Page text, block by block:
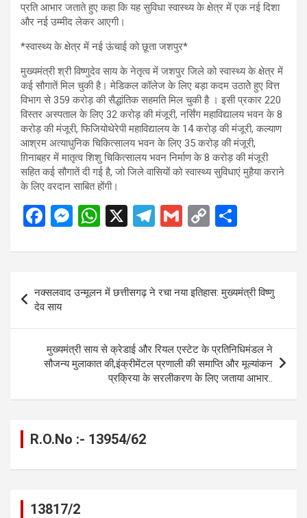
प्रति आभार जताते हुए कहा कि यह सुविधा स्वास्थ्य के क्षेत्र में एक नई दिशा
और नई उम्मीद लेकर आएगी।
*स्वास्थ्य के क्षेत्र में नई ऊंचाई को छूता जशपुर*
मुख्यमंत्री श्री विष्णुदेव साय के नेतृत्व में जशपुर जिले को स्वास्थ्य के क्षेत्र में
कई सौगातें मिल चुकी है। मेडिकल कॉलेज के लिए बड़ा कदम उठातेे हुए वित्त
विभाग से 359 करोड़ की सैद्धांतिक सहमति मिल चुकी है । इसी प्रकार 220
विस्तर अस्पताल के लिए 32 करोड़ की मंजूरी, नर्सिंग महाविद्यालय भवन के 8
करोड़ की मंजूरी, फिजियोथेरेपी महाविद्यालय के 14 करोड़ की मंजूरी, कल्याण
आश्रम अत्याधुनिक चिकित्सालय भवन के लिए 35 करोड़ की मंजूरी,
ग़िनाबहर में मातृत्व शिशु चिकित्सालय भवन निर्माण के 8 करोड़ की मंजूरी
सहित कई सौगातें दी गई है, जो जिले वासियों को स्वास्थ्य सुविधाएं मुहैया कराने
के लिए वरदान साबित होंगी।
F
ce
o
o
k
M
se
g
er
W
at
s
A
p
p
X
T
e
a
m
G
ail
C
py
n
k
ar
e
navigation
नक्सलवाद उन्मूलन में छत्तीसगढ़ ने रचा नया इतिहास: मुख्यमंत्री विष्णु
देव साय
मुख्यमंत्री साय से क्रेडाई और रियल एस्टेट के प्रतिनिधिमंडल ने
सौजन्य मुलाकात की,इंक्रीमेंटल प्रणाली की समाप्ति और मूल्यांकन
प्रक्रिया के सरलीकरण के लिए जताया आभार..
R.O.No :- 13954/62
13817/2